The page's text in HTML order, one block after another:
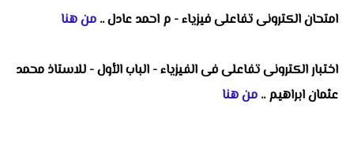
امتحان الكترونى تفاعلى فيزياء - م احمد عادل.. من هنا
اختبار الكترونى تفاعلى فى الفيزياء - الباب الأول - للاستاذ محمد
عثمان ابراهيم.. من هنا